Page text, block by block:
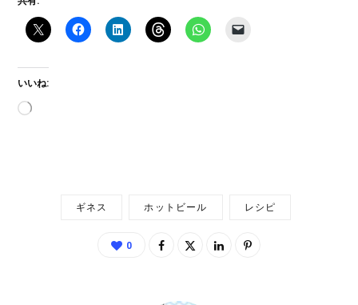
いいね:
読
ギネス ホットビール レシピ
0